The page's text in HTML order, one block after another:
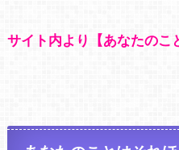
サイト内より【あなたのこ